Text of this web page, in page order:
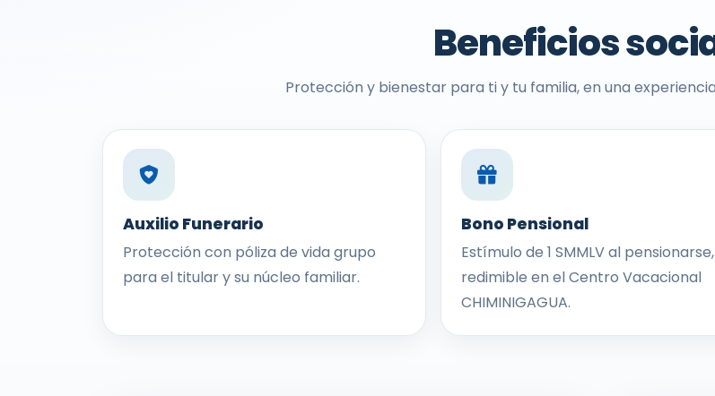
Beneficios
Protección y bienestar para ti y tu familia, en una
Auxilio Funerario
Protección con póliza de vida grupo
para el titular y su núcleo familiar.
Bono Pensional
Estímulo de 1 SMMLV al pensionarse,
redimible en el Centro Vacacional
CHIMINIGAGUA.